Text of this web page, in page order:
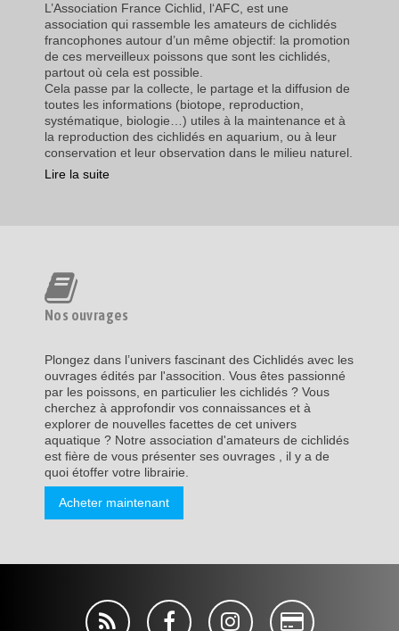
L’Association France Cichlid, l‘AFC, est une
association qui rassemble les amateurs de cichlidés
francophones autour d’un même objectif: la promotion
de ces merveilleux poissons que sont les cichlidés,
partout où cela est possible.
Cela passe par la collecte, le partage et la diffusion de
toutes les informations (biotope, reproduction,
systématique, biologie…) utiles à la maintenance et à
la reproduction des cichlidés en aquarium, ou à leur
conservation et leur observation dans le milieu naturel.
Lire la suite
Nos ouvrages
Plongez dans l’univers fascinant des Cichlidés avec les
ouvrages édités par l'assocition. Vous êtes passionné
par les poissons, en particulier les cichlidés ? Vous
cherchez à approfondir vos connaissances et à
explorer de nouvelles facettes de cet univers
aquatique ? Notre association d'amateurs de cichlidés
est fière de vous présenter ses ouvrages , il y a de
quoi étoffer votre librairie.
Acheter maintenant